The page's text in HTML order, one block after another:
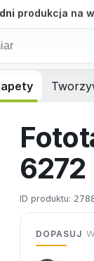
obsługa firm i
6272
ID produktu:
DOPASUJ